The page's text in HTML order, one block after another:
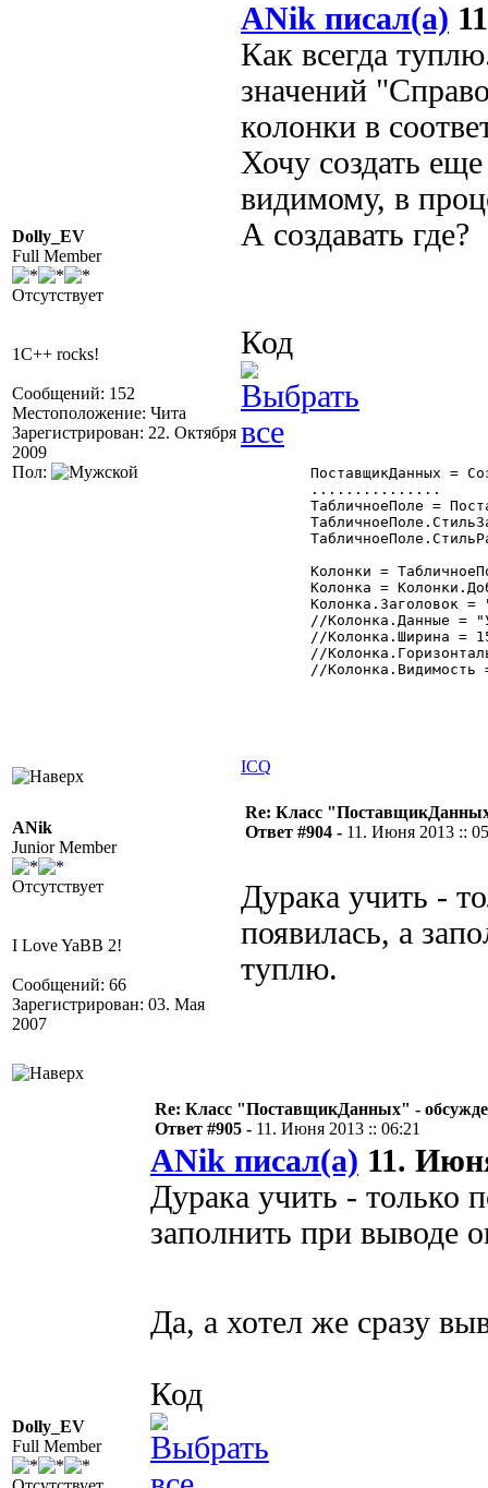
Dolly_EV
Full Member
Отсутствует
1C++ rocks!
Сообщений: 152
Местоположение: Чита
Зарегистрирован: 22. Октября
2009
Пол:
ANik писал(а)
Как всегда
значений
колонки в
Хочу создать
видимому, в
А создавать где?
Код
ICQ
ANik
Junior Member
Отсутствует
I Love YaBB 2!
Сообщений: 66
Зарегистрирован: 03. Мая
2007
Re: Класс
Ответ #904 - 11. Июня 2013 ::
Дурака учить -
появилась, а
туплю.
Dolly_EV
Full Member
Re: Класс "ПоставщикДанных" -
Ответ #905 - 11. Июня 2013 :: 06:21
ANik писал(а) 11.
Дурака учить - только
заполнить при выводе
Да, а хотел же сразу
Код